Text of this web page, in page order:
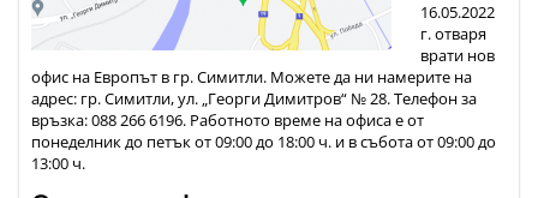
16.05.2022
г. отваря
врати нов
офис на Европът в гр. Симитли. Можете да ни намерите на
адрес: гр. Симитли, ул. „Георги Димитров“ № 28.Телефон за
връзка: 088 266 6196. Работното време на офиса е от
понеделник до петък от 09:00 до 18:00 ч. и в събота от 09:00 до
13:00 ч.